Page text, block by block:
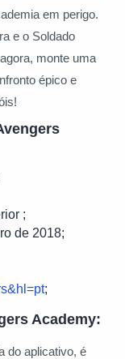
em perigo.
e o Soldado
monte uma
épico e
;
de 2018;
;
Academy:
do aplicativo, é